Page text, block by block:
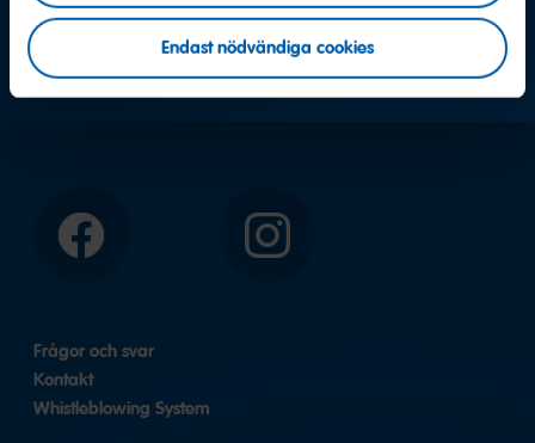
Endast nödvändiga cookies
Kontakta oss nu
Facebook Instagram
Frågor och svar
Kontakt
Whistleblowing System